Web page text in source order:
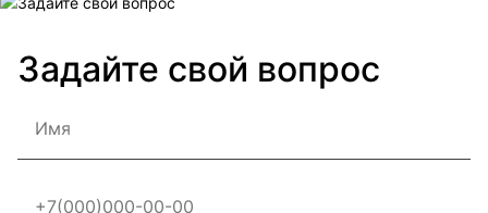
Задайте свой вопрос